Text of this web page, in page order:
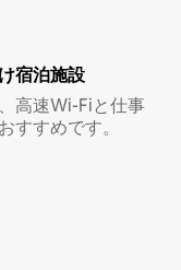
宿⁠泊⁠施⁠設
高速Wi-Fiと仕事
すすめです。